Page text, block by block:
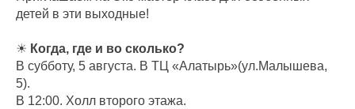
детей в эти выходные!
☀ Когда, где и во сколько?
В субботу, 5 августа. В ТЦ «Алатырь»(ул.Малышева,
5).
В 12:00. Холл второго этажа.